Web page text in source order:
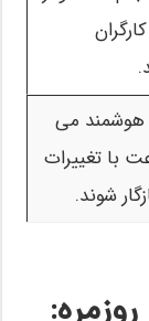
می
با تغییرات
شوند.